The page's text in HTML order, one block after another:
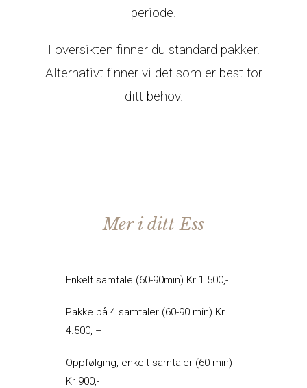
periode.
I oversikten finner du standard pakker.
Alternativt finner vi det som er best for
ditt behov.
Mer i ditt Ess
Enkelt samtale (60-90min) Kr 1.500,-
Pakke på 4 samtaler (60-90 min) Kr
4.500, –
Oppfølging, enkelt-samtaler (60 min)
Kr 900,-